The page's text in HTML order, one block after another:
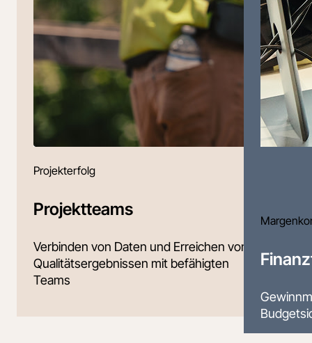
Projekterfolg
Projektteams
Verbinden von Daten und Erreichen von
Qualitätsergebnissen mit befähigten
Teams